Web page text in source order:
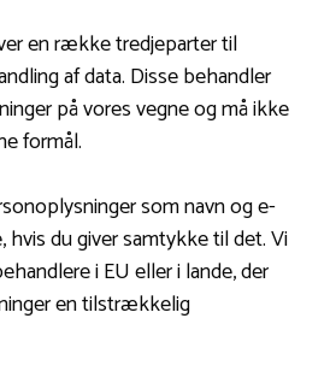
en række tredjeparter til
af data. Disse behandler
på vores vegne og må ikke
formål.
som navn og e-
hvis du giver samtykke til det. Vi
i EU eller i lande, der
en tilstrækkelig